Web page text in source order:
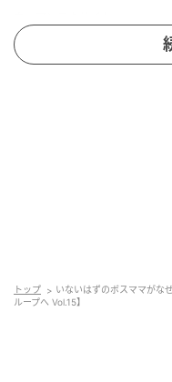
トップ
いないはずのボスママがな
ループへ Vol.15】